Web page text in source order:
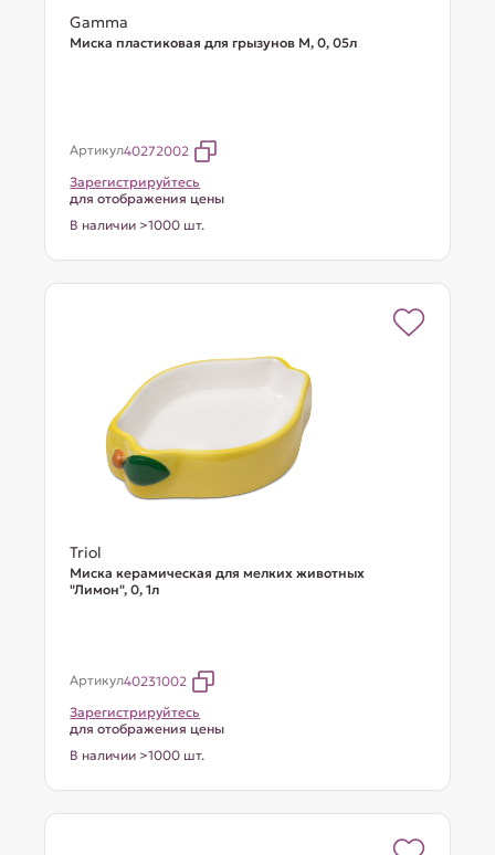
Gamma
Миска пластиковая для грызунов M, 0, 05л
Артикул40272002
Зарегистрируйтесь
для отображения цены
В наличии >1000 шт.
Triol
Миска керамическая для мелких животных
"Лимон", 0, 1л
Артикул40231002
Зарегистрируйтесь
для отображения цены
В наличии >1000 шт.